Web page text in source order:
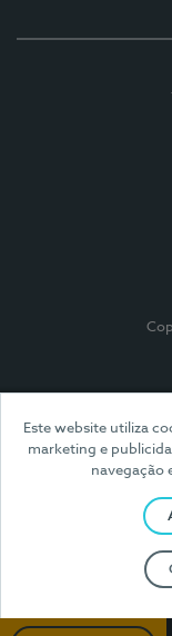
Este website utiliza
marketing e
navegação